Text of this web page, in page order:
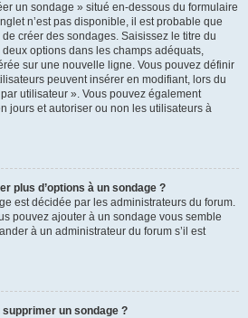
un sondage » situé en-dessous du formulaire
n’est pas disponible, il est probable que
créer des sondages. Saisissez le titre du
options dans les champs adéquats,
sur une nouvelle ligne. Vous pouvez définir
peuvent insérer en modifiant, lors du
utilisateur ». Vous pouvez également
jours et autoriser ou non les utilisateurs à
plus d’options à un sondage ?
est décidée par les administrateurs du forum.
pouvez ajouter à un sondage vous semble
à un administrateur du forum s’il est
un sondage ?